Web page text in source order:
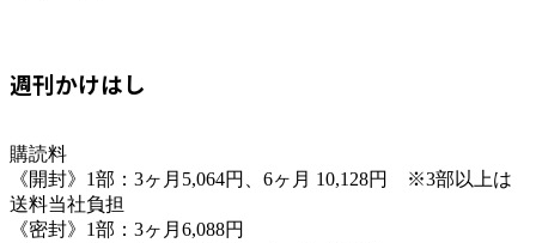
週刊かけはし
購読料
《開封》1部：3ヶ月5,064円、6ヶ月 10,128円 ※3部以上は
送料当社負担
《密封》1部：3ヶ月6,088円